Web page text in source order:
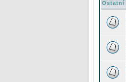
Ostatní